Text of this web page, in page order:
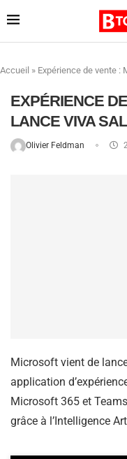
Accueil » Expérience de vente :
EXPÉRIENCE
LANCE VIVA
Olivier Feldman
Microsoft vient de
application
Microsoft 365 et
grâce à l’Intelligence